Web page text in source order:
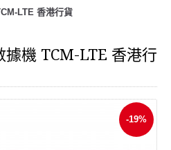
LTE 香港行貨
機 TCM-LTE 香港行
-19%